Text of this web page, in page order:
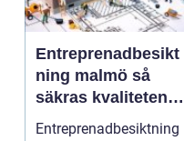
Entreprenadbesikt
ning malmö så
säkras kvaliteten i
byggprojekt
Entreprenadbesiktning